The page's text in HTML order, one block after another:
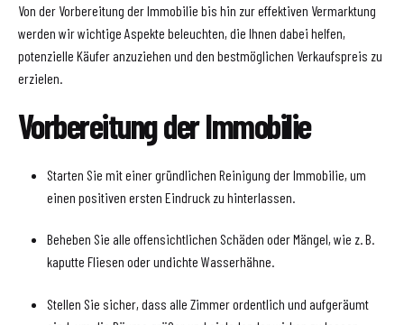
Von der Vorbereitung der Immobilie bis hin zur effektiven Vermarktung
werden wir wichtige Aspekte beleuchten, die Ihnen dabei helfen,
potenzielle Käufer anzuziehen und den bestmöglichen Verkaufspreis zu
erzielen.
Vorbereitung der Immobilie
Starten Sie mit einer gründlichen Reinigung der Immobilie, um
einen positiven ersten Eindruck zu hinterlassen.
Beheben Sie alle offensichtlichen Schäden oder Mängel, wie z. B.
kaputte Fliesen oder undichte Wasserhähne.
Stellen Sie sicher, dass alle Zimmer ordentlich und aufgeräumt